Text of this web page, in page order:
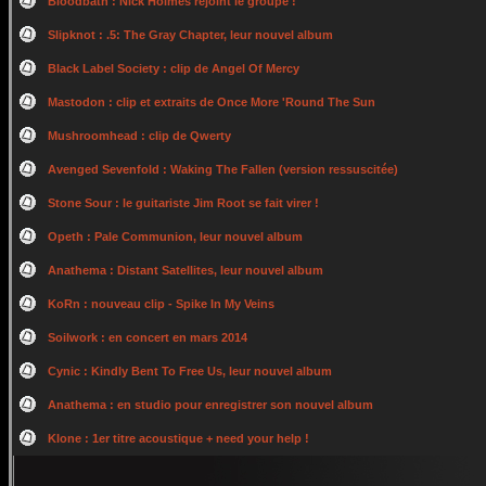
Slipknot : .5: The Gray Chapter, leur nouvel album
Black Label Society : clip de Angel Of Mercy
Mastodon : clip et extraits de Once More 'Round The Sun
Mushroomhead : clip de Qwerty
Avenged Sevenfold : Waking The Fallen (version ressuscitée)
Stone Sour : le guitariste Jim Root se fait virer !
Opeth : Pale Communion, leur nouvel album
Anathema : Distant Satellites, leur nouvel album
KoRn : nouveau clip - Spike In My Veins
Soilwork : en concert en mars 2014
Cynic : Kindly Bent To Free Us, leur nouvel album
Anathema : en studio pour enregistrer son nouvel album
Klone : 1er titre acoustique + need your help !